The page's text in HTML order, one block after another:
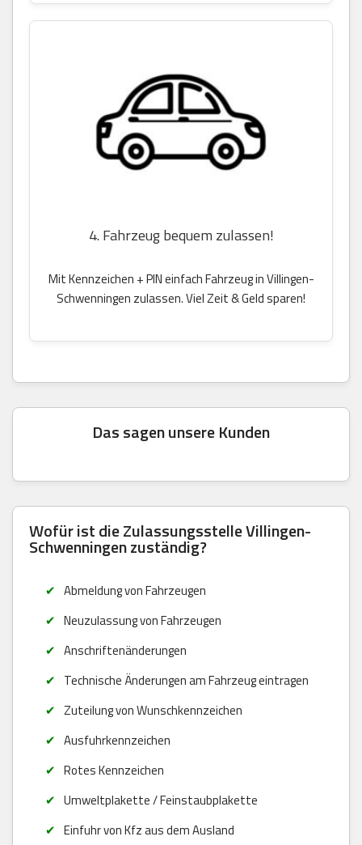
4. Fahrzeug bequem zulassen!
Mit Kennzeichen + PIN einfach Fahrzeug in Villingen-
Schwenningen zulassen. Viel Zeit & Geld sparen!
Das sagen unsere Kunden
Wofür ist die Zulassungsstelle Villingen-
Schwenningen zuständig?
Abmeldung von Fahrzeugen
Neuzulassung von Fahrzeugen
Anschriftenänderungen
Technische Änderungen am Fahrzeug eintragen
Zuteilung von Wunschkennzeichen
Ausfuhrkennzeichen
Rotes Kennzeichen
Umweltplakette / Feinstaubplakette
Einfuhr von Kfz aus dem Ausland